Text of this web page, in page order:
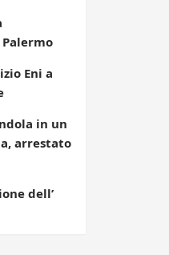
Eni a
in un
arrestato
dell’